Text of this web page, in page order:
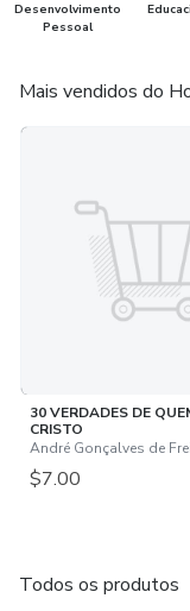
Desenvolvimento
Pessoal
Mais vendidos do
30 VERDADES DE
CRISTO
André Gonçalves de
$7.00
Todos os produtos